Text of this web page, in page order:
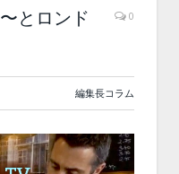
とロンド
0
編集長コラム